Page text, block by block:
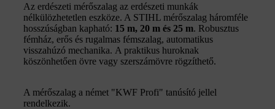
Az erdészeti mérőszalag az erdészeti munkák
nélkülözhetetlen eszköze. A STIHL mérőszalag háromféle
hosszúságban kapható: 15 m, 20 m és 25 m. Robusztus
fémház, erős és rugalmas fémszalag, automatikus
visszahúzó mechanika. A praktikus huroknak
köszönhetően övre vagy szerszámövre rögzíthető.
A mérőszalag a német "KWF Profi" tanúsító jellel
rendelkezik.